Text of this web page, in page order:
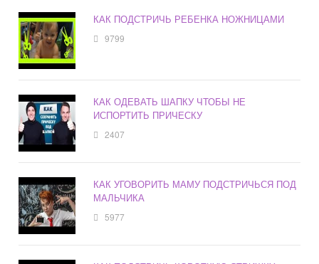
КАК ПОДСТРИЧЬ РЕБЕНКА НОЖНИЦАМИ
9799
КАК ОДЕВАТЬ ШАПКУ ЧТОБЫ НЕ
ИСПОРТИТЬ ПРИЧЕСКУ
2407
КАК УГОВОРИТЬ МАМУ ПОДСТРИЧЬСЯ ПОД
МАЛЬЧИКА
5977